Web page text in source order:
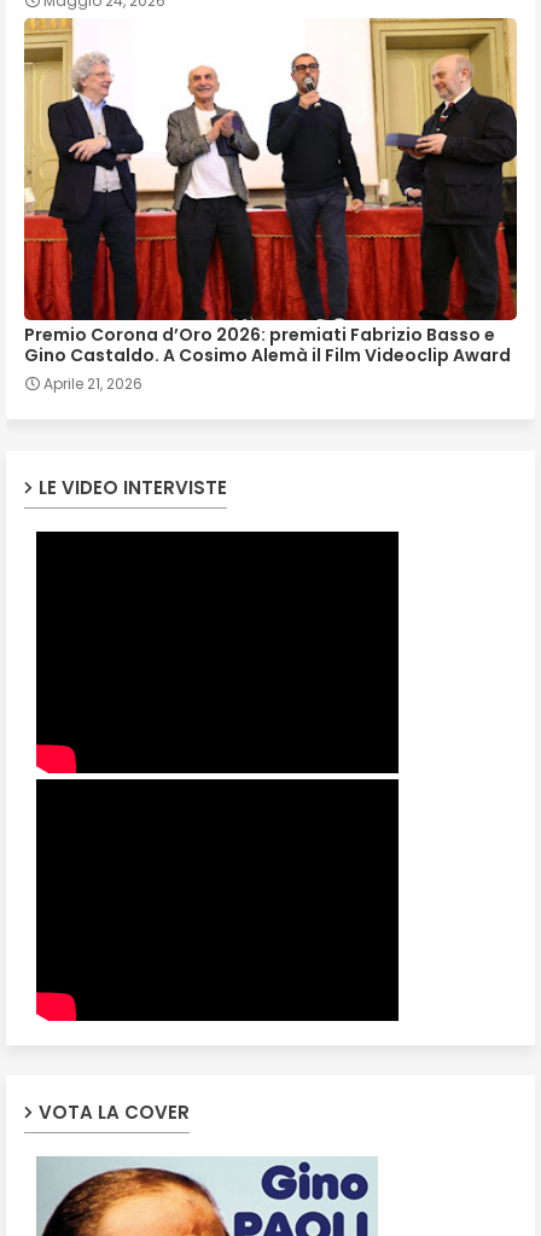
Premio Corona d’Oro 2026: premiati Fabrizio Basso e
Gino Castaldo. A Cosimo Alemà il Film Videoclip Award
Aprile 21, 2026
LE VIDEO INTERVISTE
VOTA LA COVER